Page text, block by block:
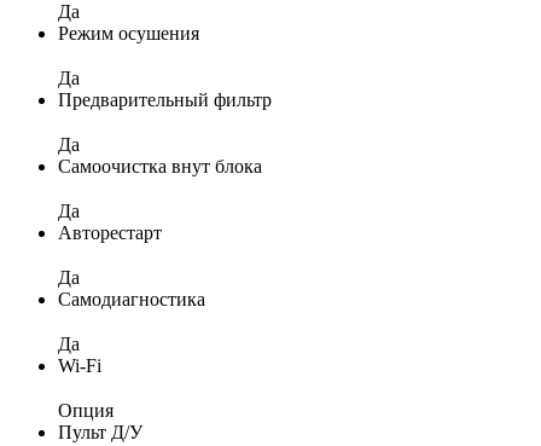
Да
Режим осушения
Да
Предварительный фильтр
Да
Самоочистка внут блока
Да
Авторестарт
Да
Самодиагностика
Да
Wi-Fi
Опция
Пульт Д/У